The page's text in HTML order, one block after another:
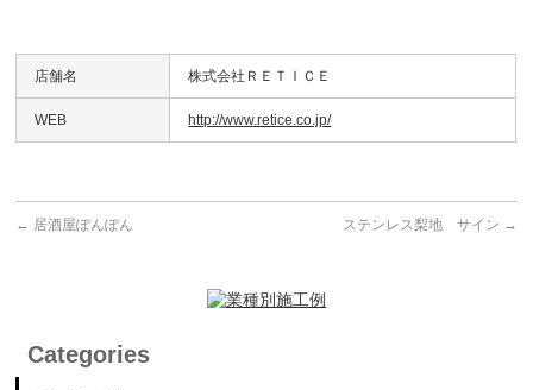
店舗名 株式会社ＲＥＴＩＣＥ
WEB http://www.retice.co.jp/
← 居酒屋ぽんぽん ステンレス梨地 サイン →
Categories